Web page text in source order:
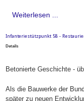
Weiterlesen ...
Infanteriestützpunkt 58 -
Details
Betonierte Geschichte -
Als die Bauwerke der
später zu neuen